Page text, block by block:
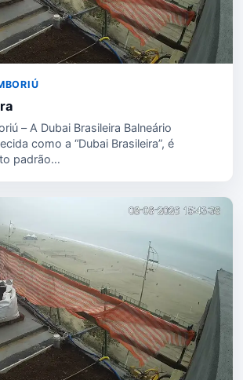
– A Dubai Brasileira Balneário
como a “Dubai Brasileira”, é
padrão…